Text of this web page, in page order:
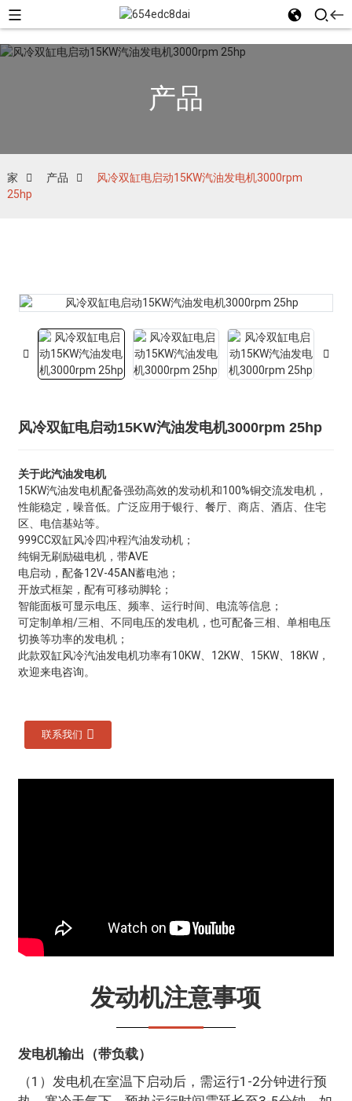
产品
家 产品
风冷双缸电启动15KW汽油发电机3000rpm
25hp
风冷双缸电启动15KW汽油发电机3000rpm 25hp
关于此汽油发电机
15KW汽油发电机配备强劲高效的发动机和100%铜交流发电机，
性能稳定，噪音低。广泛应用于银行、餐厅、商店、酒店、住宅
区、电信基站等。
999CC双缸风冷四冲程汽油发动机；
纯铜无刷励磁电机，带AVE
电启动，配备12V-45AN蓄电池；
开放式框架，配有可移动脚轮；
智能面板可显示电压、频率、运行时间、电流等信息；
可定制单相/三相、不同电压的发电机，也可配备三相、单相电压
切换等功率的发电机；
此款双缸风冷汽油发电机功率有10KW、12KW、15KW、18KW，
欢迎来电咨询。
联系我们
发动机注意事项
发电机输出（带负载）
（1）发电机在室温下启动后，需运行1-2分钟进行预